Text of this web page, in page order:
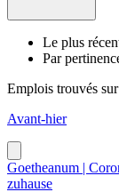
Le plus
Par
Emplois trouvés
Avant-hier
Goetheanum |
zuhause